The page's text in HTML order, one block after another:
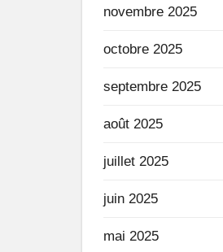
novembre 2025
octobre 2025
septembre 2025
août 2025
juillet 2025
juin 2025
mai 2025